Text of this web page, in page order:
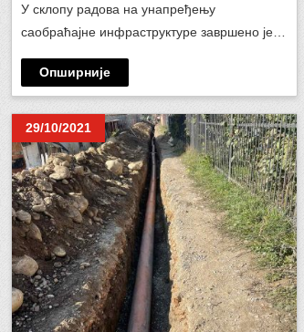
У склопу радова на унапређењу
саобраћајне инфраструктуре завршено је…
Опширније
29/10/2021